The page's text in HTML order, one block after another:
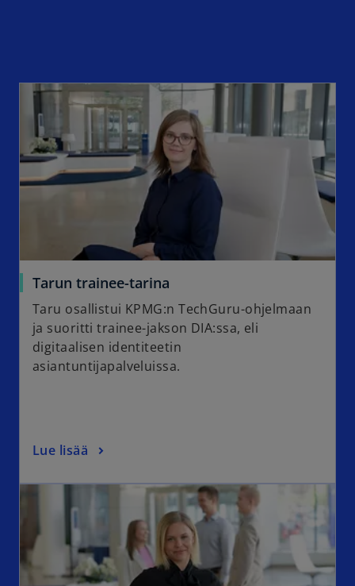
Tarun trainee-tarina
Taru osallistui KPMG:n TechGuru-ohjelmaan
ja suoritti trainee-jakson DIA:ssa, eli
digitaalisen identiteetin
asiantuntijapalveluissa.
Lue lisää